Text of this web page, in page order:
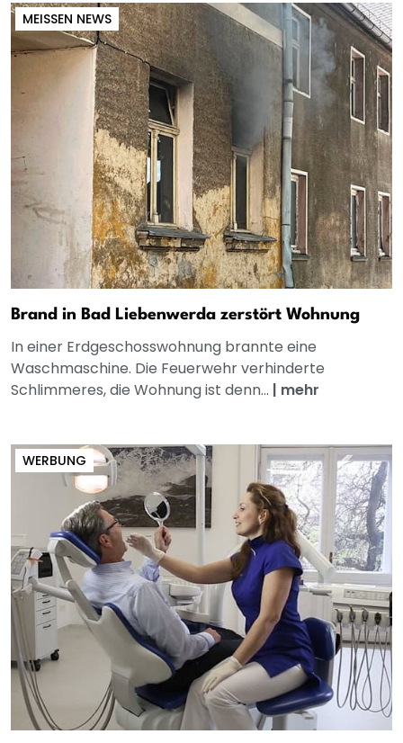
MEISSEN NEWS
Brand in Bad Liebenwerda zerstört Wohnung
In einer Erdgeschosswohnung brannte eine
Waschmaschine. Die Feuerwehr verhinderte
Schlimmeres, die Wohnung ist denn... | mehr
WERBUNG